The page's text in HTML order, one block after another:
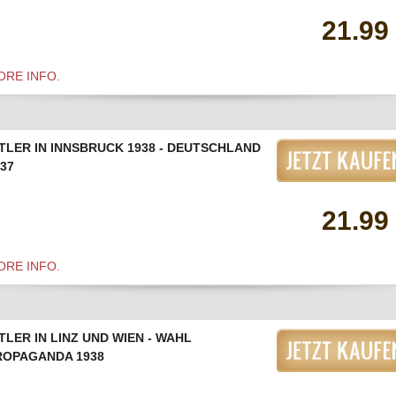
INFO.
21.99
IN INNSBRUCK 1938 - DEUTSCHLAND
INFO.
21.99
IN LINZ UND WIEN - WAHL
1938